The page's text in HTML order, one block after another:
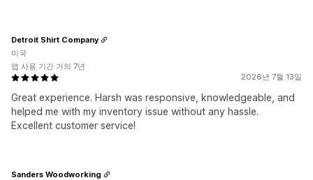
2026년 7월 13일
Great experience. Harsh was responsive, knowledgeable, and
helped me with my inventory issue without any hassle.
Excellent customer service!
Detroit Shirt Company
미국
앱 사용 기간 거의 7년
Sanders Woodworking